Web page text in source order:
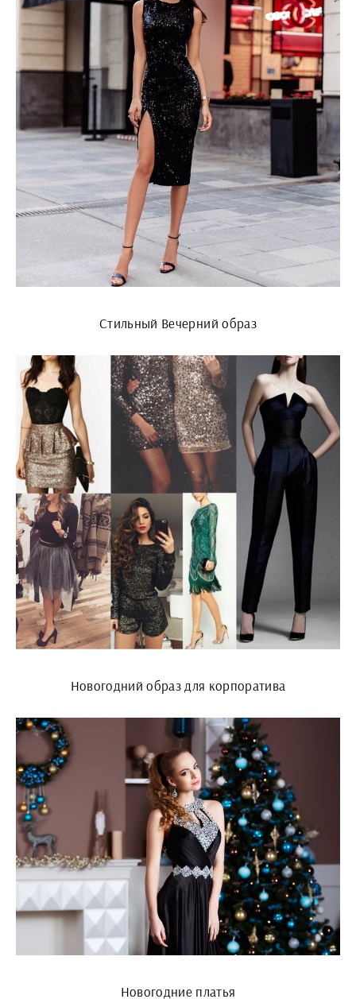
Стильный Вечерний образ
Новогодний образ для корпоратива
Новогодние платья